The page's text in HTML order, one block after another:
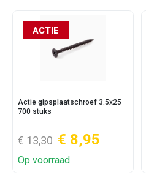
ACTIE
Actie gipsplaatschroef 3.5x25
700 stuks
€ 13,30 € 8,95
Op voorraad